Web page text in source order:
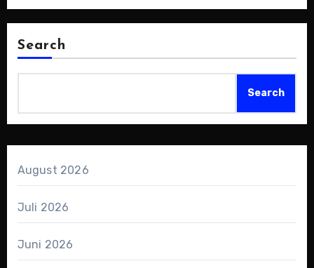
Search
Search
August 2026
Juli 2026
Juni 2026